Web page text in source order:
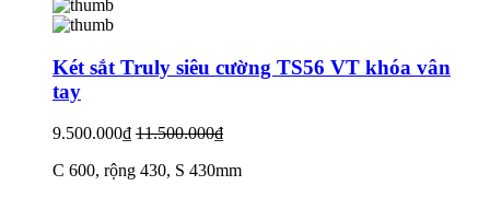
Két sắt Truly siêu cường TS56 VT khóa vân
tay
9.500.000₫ 11.500.000₫
C 600, rộng 430, S 430mm